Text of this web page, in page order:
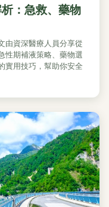
：急救、藥物
由資深醫療人員分享從
性期補液策略、藥物選
實用技巧，幫助你安全